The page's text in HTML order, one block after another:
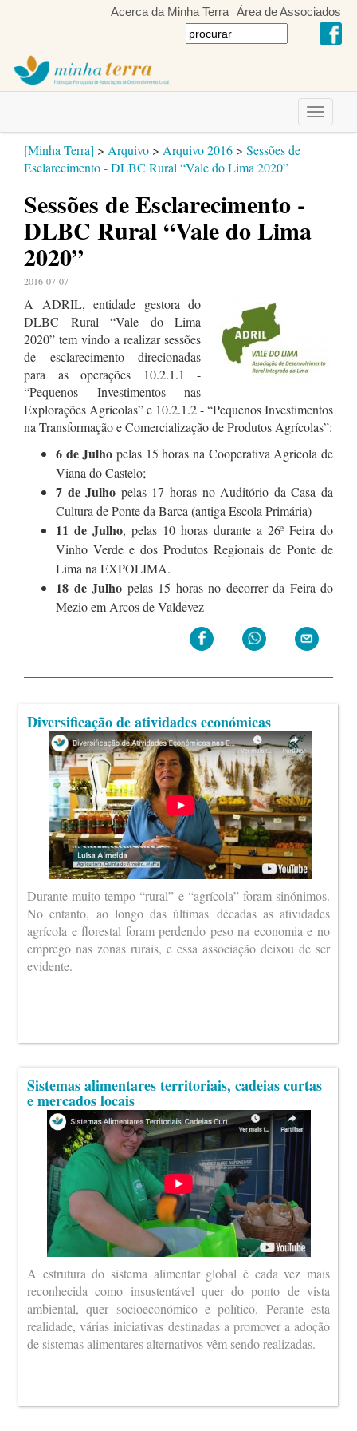
Acerca da Minha Terra Área de Associados
Toggle
[Minha Terra] > Arquivo > Arquivo 2016 > Sessões de
Esclarecimento - DLBC Rural “Vale do Lima 2020”
Sessões de Esclarecimento -
DLBC Rural “Vale do Lima
2020”
2016-07-07
A ADRIL, entidade gestora do
DLBC Rural “Vale do Lima
2020” tem vindo a realizar sessões
de esclarecimento direcionadas
para as operações 10.2.1.1 -
“Pequenos Investimentos nas
Explorações Agrícolas” e 10.2.1.2 - “Pequenos Investimentos
na Transformação e Comercialização de Produtos Agrícolas”:
6 de Julho pelas 15 horas na Cooperativa Agrícola de
Viana do Castelo;
7 de Julho pelas 17 horas no Auditório da Casa da
Cultura de Ponte da Barca (antiga Escola Primária)
11 de Julho, pelas 10 horas durante a 26ª Feira do
Vinho Verde e dos Produtos Regionais de Ponte de
Lima na EXPOLIMA.
18 de Julho pelas 15 horas no decorrer da Feira do
Mezio em Arcos de Valdevez
Diversificação de atividades económicas
Durante muito tempo “rural” e “agrícola” foram sinónimos.
No entanto, ao longo das últimas décadas as atividades
agrícola e florestal foram perdendo peso na economia e no
emprego nas zonas rurais, e essa associação deixou de ser
evidente.
Sistemas alimentares territoriais, cadeias curtas
e mercados locais
A estrutura do sistema alimentar global é cada vez mais
reconhecida como insustentável quer do ponto de vista
ambiental, quer socioeconómico e político. Perante esta
realidade, várias iniciativas destinadas a promover a adoção
de sistemas alimentares alternativos vêm sendo realizadas.